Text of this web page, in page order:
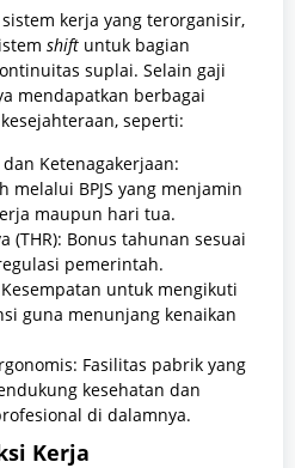
kerja yang terorganisir,
shift untuk bagian
suplai. Selain gaji
mendapatkan berbagai
seperti:
Ketenagakerjaan:
melalui BPJS yang menjamin
maupun hari tua.
(THR): Bonus tahunan sesuai
pemerintah.
untuk mengikuti
guna menunjang kenaikan
Fasilitas pabrik yang
kesehatan dan
di dalamnya.
Kerja